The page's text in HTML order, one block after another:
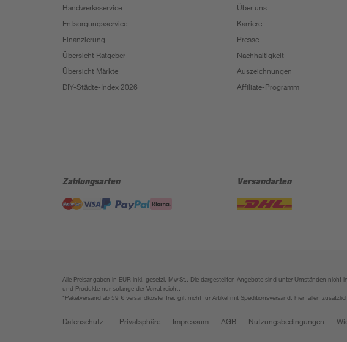
Handwerksservice
Entsorgungsservice
Finanzierung
Übersicht Ratgeber
Übersicht Märkte
DIY-Städte-Index 2026
Über uns
Karriere
Presse
Nachhaltigkeit
Auszeichnungen
Affiliate-Programm
Zahlungsarten Versandarten
Alle Preisangaben in EUR inkl. gesetzl. MwSt.. Die dargestellten Angebote sind unter Umständen
und Produkte nur solange der Vorrat reicht.
*Paketversand ab 59 € versandkostenfrei, gilt nicht für Artikel mit Speditionsversand, hier fallen
Datenschutz Privatsphäre Impressum AGB Nutzungsbedingungen